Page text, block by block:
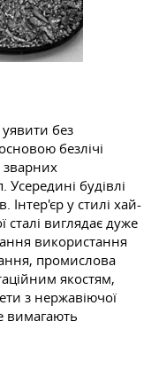
без
безлічі
зварних
Усередині будівлі
Інтер'єр у стилі хай-
сталі виглядає дуже
використання
промислова
якостям,
з нержавіючої
вимагають